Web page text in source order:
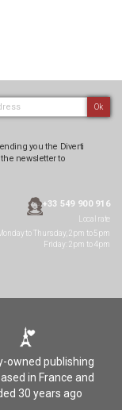
Ok
you the Diverti
newsletter to
+33 549 900 916
Local rate
to Thursday, 2pm to 5pm
Friday: 2pm to 4pm
owned publishing
in France and
30 years ago